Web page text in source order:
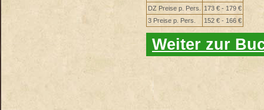
DZ Preise p. Pers.
173 € - 179 €
3 Preise p. Pers.
152 € - 166 €
Weiter zur